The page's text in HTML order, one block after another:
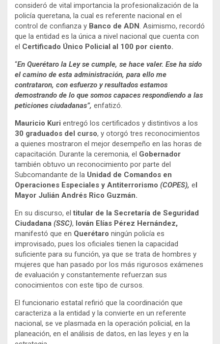
consideró de vital importancia la profesionalización de la
policía queretana, la cual es referente nacional en el
control de confianza y Banco de ADN. Asimismo, recordó
que la entidad es la única a nivel nacional que cuenta con
el Certificado Único Policial al 100 por ciento.
“En Querétaro la Ley se cumple, se hace valer. Ese ha sido
el camino de esta administración, para ello me
contrataron, con esfuerzo y resultados estamos
demostrando de lo que somos capaces respondiendo a las
peticiones ciudadanas”, enfatizó.
Mauricio Kuri entregó los certificados y distintivos a los
30 graduados del curso, y otorgó tres reconocimientos
a quienes mostraron el mejor desempeño en las horas de
capacitación. Durante la ceremonia, el Gobernador
también obtuvo un reconocimiento por parte del
Subcomandante de la Unidad de Comandos en
Operaciones Especiales y Antiterrorismo (COPES), el
Mayor Julián Andrés Rico Guzmán.
En su discurso, eltitular de la Secretaría de Seguridad
Ciudadana (SSC), Iován Elías Pérez Hernández,
manifestó que en Querétaro ningún policía es
improvisado, pues los oficiales tienen la capacidad
suficiente para su función, ya que se trata de hombres y
mujeres que han pasado por los más rigurosos exámenes
de evaluación y constantemente refuerzan sus
conocimientos con este tipo de cursos.
El funcionario estatal refirió que la coordinación que
caracteriza a la entidad y la convierte en un referente
nacional, se ve plasmada en la operación policial, en la
planeación, en el análisis de datos, en las leyes y en la